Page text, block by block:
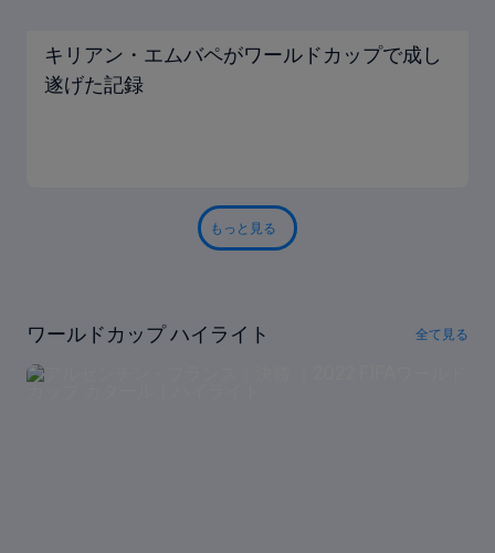
キリアン・エムバペがワールドカップで成し
遂げた記録
もっと見る
ワールドカップ ハイライト 全て見る